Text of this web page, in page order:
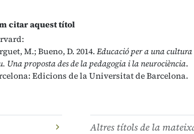
citar aquest títol
M.; Bueno, D. 2014.Educació per a una cultura
Una proposta des de la pedagogia i la neurociència.
Edicions de la Universitat de Barcelona.
Altres títols de la